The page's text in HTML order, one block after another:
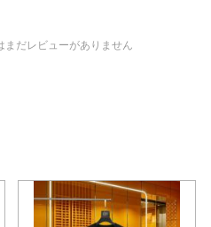
まだレビューがありません